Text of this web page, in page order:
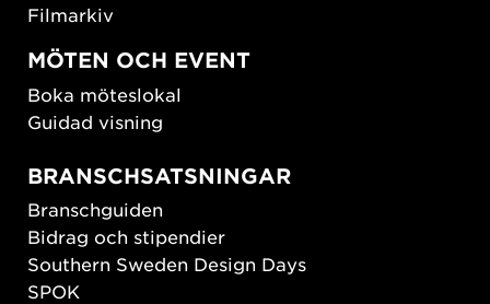
Filmarkiv
MÖTEN OCH EVENT
Boka möteslokal
Guidad visning
BRANSCHSATSNINGAR
Branschguiden
Bidrag och stipendier
Southern Sweden Design Days
SPOK